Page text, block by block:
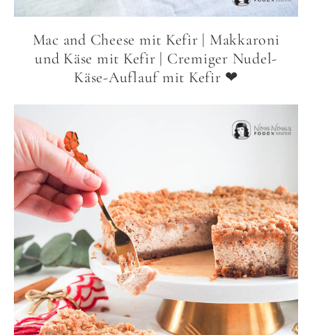
Mac and Cheese mit Kefir | Makkaroni
und Käse mit Kefir | Cremiger Nudel-
Käse-Auflauf mit Kefir ❤